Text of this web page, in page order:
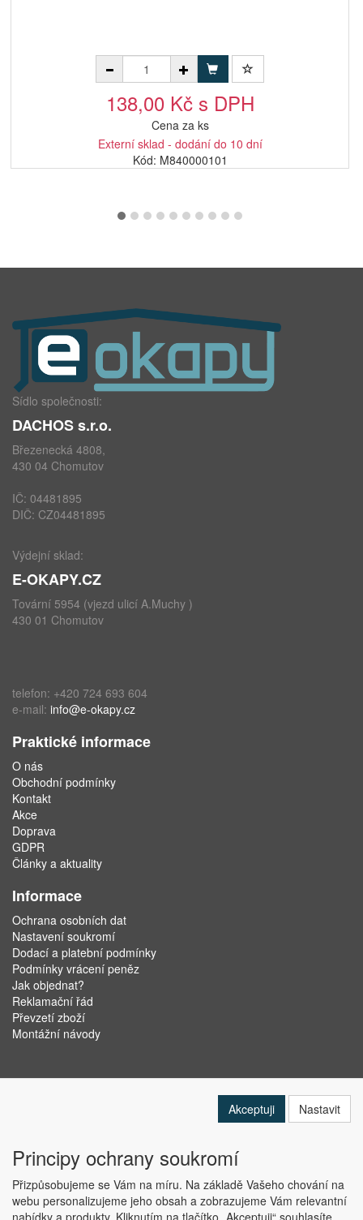
138,00 Kč s DPH
Cena za ks
Externí sklad - dodání do 10 dní
Kód: M840000101
Sídlo společnosti:
DACHOS s.r.o.
Březenecká 4808,
430 04 Chomutov
IČ: 04481895
DIČ: CZ04481895
Výdejní sklad:
E-OKAPY.CZ
Tovární 5954 (vjezd ulicí A.Muchy )
430 01 Chomutov
telefon: +420 724 693 604
e-mail: info@e-okapy.cz
Praktické informace
O nás
Obchodní podmínky
Kontakt
Akce
Doprava
GDPR
Články a aktuality
Informace
Ochrana osobních dat
Nastavení soukromí
Dodací a platební podmínky
Podmínky vrácení peněz
Jak objednat?
Reklamační řád
Převzetí zboží
Montážní návody
Akceptuji Nastavit
Principy ochrany soukromí
Přizpůsobujeme se Vám na míru. Na základě Vašeho chování na
webu personalizujeme jeho obsah a zobrazujeme Vám relevantní
nabídky a produkty. Kliknutím na tlačítko „Akceptuji“ souhlasíte